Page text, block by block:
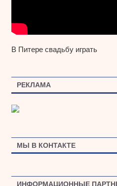
В Питере свадьбу играть
РЕКЛАМА
МЫ В КОНТАКТЕ
ИНФОРМАЦИОННЫЕ